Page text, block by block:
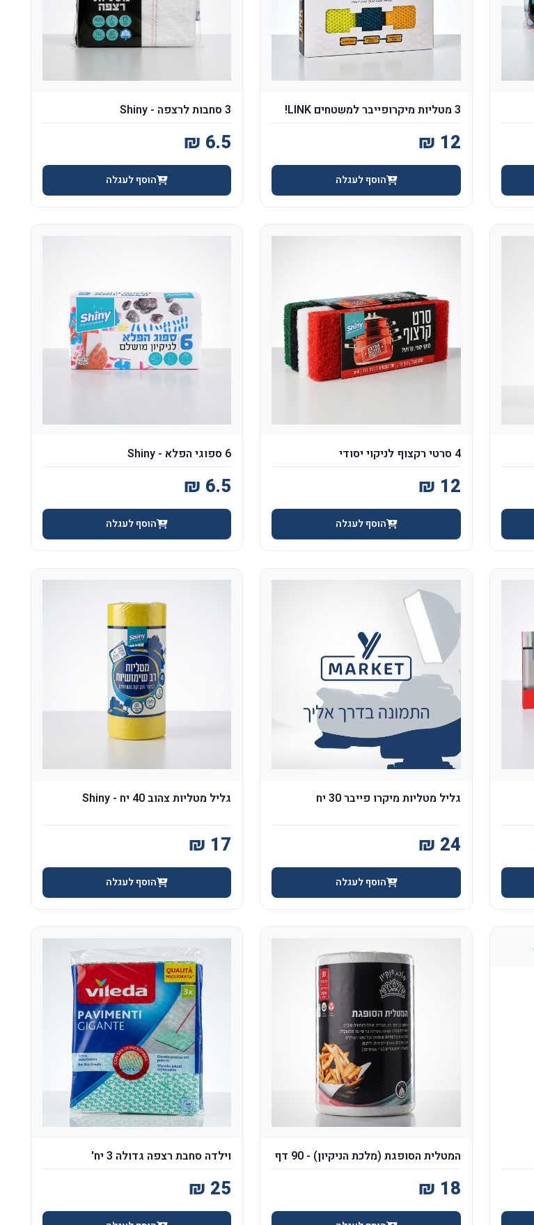
3 מטליות מיקרופייבר למשטחים LINK!
הוסף לעגלה
3 סחבות לרצפה - Shiny
הוסף לעגלה
4 סרטי רקצוף לניקוי יסודי
הוסף לעגלה
6 ספוגי הפלא - Shiny
הוסף לעגלה
גליל מטליות מיקרו פייבר 30 יח
הוסף לעגלה
גליל מטליות צהוב 40 יח - Shiny
הוסף לעגלה
המטלית הסופגת (מלכת הניקיון) - 90 דף וילדה סחבת רצפה גדולה 3 יח'